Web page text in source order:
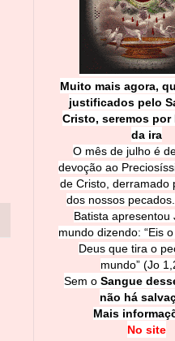
Muito mais agora,
justificados pelo
Cristo, seremos por
da ira
O mês de julho é
devoção ao
de Cristo, derramado
dos nossos
Batista apresentou
mundo dizendo: “Eis
Deus que tira o
mundo” (Jo
Sem o Sangue
não há
Mais
No site